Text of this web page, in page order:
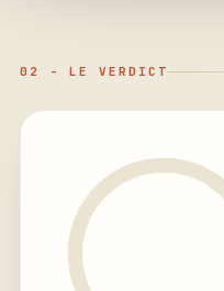
02 - LE VERDICT